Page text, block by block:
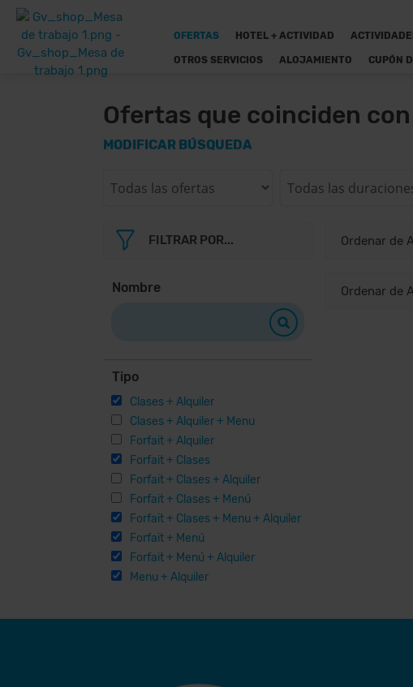
OFERTAS HOTEL + ACTIVIDAD
OTROS SERVICIOS ALOJAMIENTO CUPÓN
Ofertas que coinciden
MODIFICAR BÚSQUEDA
FILTRAR POR...
Nombre
Tipo
Clases + Alquiler
Clases + Alquiler + Menu
Forfait + Alquiler
Forfait + Clases
Forfait + Clases + Alquiler
Forfait + Clases + Menú
Forfait + Clases + Menu + Alquiler
Forfait + Menú
Forfait + Menú + Alquiler
Menu + Alquiler